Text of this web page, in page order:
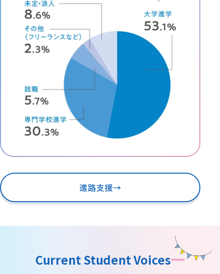
進路支援→
Current Student Voices